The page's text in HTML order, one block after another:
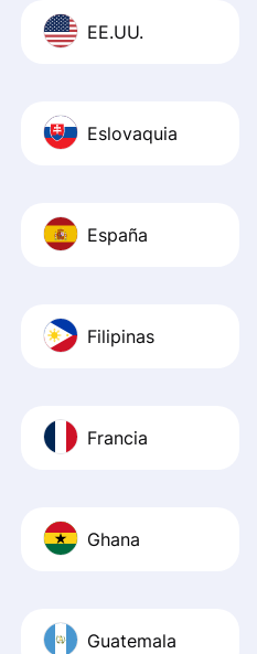
EE.UU.
Eslovaquia
España
Filipinas
Francia
Ghana
Guatemala